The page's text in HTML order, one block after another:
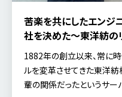
苦楽を共にしたエンジ
社を決めた～東洋紡の
1882年の創立以来、常に
ルを変革させてきた東洋紡
輩の関係だったというサー